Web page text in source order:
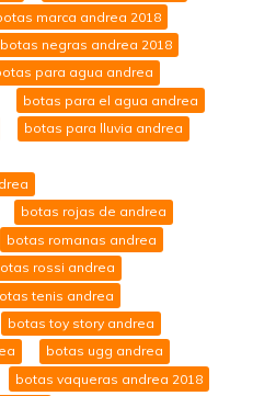
marca andrea 2018
botas negras andrea 2018
para agua andrea
botas para el agua andrea
botas para lluvia andrea
botas rojas de andrea
botas romanas andrea
rossi andrea
tenis andrea
botas toy story andrea
botas ugg andrea
botas vaqueras andrea 2018